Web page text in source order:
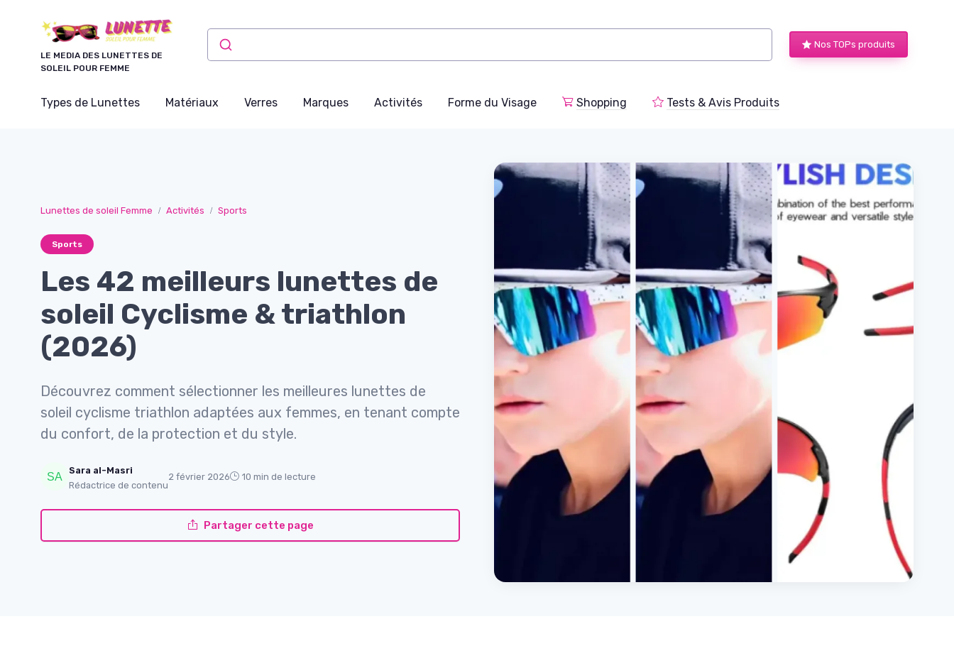
LE MEDIA DES LUNETTES DE
SOLEIL POUR FEMME
Nos TOPs produits
Types de Lunettes Matériaux Verres Marques Activités Forme du Visage Shopping Tests & Avis Produits
Lunettes de soleil Femme Activités Sports
Sports
Les 42 meilleurs lunettes de
soleil Cyclisme & triathlon
(2026)
Découvrez comment sélectionner les meilleures lunettes de
soleil cyclisme triathlon adaptées aux femmes, en tenant compte
du confort, de la protection et du style.
Sara al-Masri
Rédactrice de contenu
2 février 2026 10 min de lecture
Partager cette page